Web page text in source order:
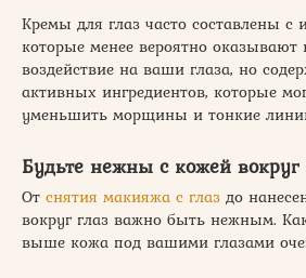
Кремы для глаз часто составлены с
которые менее вероятно оказывают
воздействие на ваши глаза, но
активных ингредиентов, которые
уменьшить морщины и тонкие
Будьте нежны с кожей вокруг
От снятия макияжа с глаз до
вокруг глаз важно быть нежным.
выше кожа под вашими глазами